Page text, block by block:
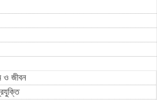
ও জীবন